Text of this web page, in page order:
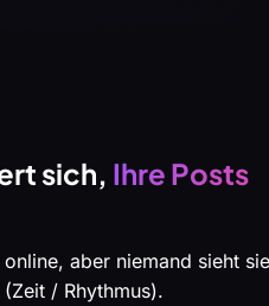
sich, Ihre Posts
aber niemand sieht
/ Rhythmus).